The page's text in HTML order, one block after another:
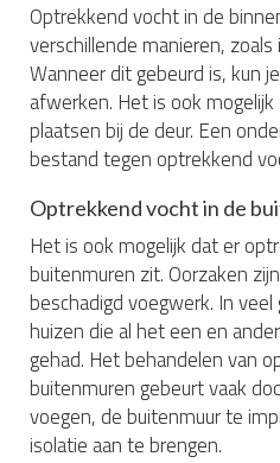
Optrekkend vocht in de
verschillende manieren,
Wanneer dit gebeurd is, kun
afwerken. Het is ook
plaatsen bij de deur. Een
bestand tegen optrekkend
Optrekkend vocht in de
Het is ook mogelijk dat er
buitenmuren zit. Oorzaken
beschadigd voegwerk. In
huizen die al het een en
gehad. Het behandelen van
buitenmuren gebeurt vaak
voegen, de buitenmuur te
isolatie aan te brengen.